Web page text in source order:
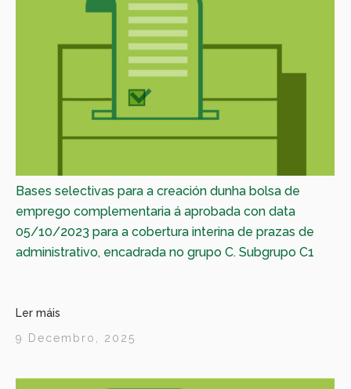
Bases selectivas para a creación dunha bolsa de
emprego complementaria á aprobada con data
05/10/2023 para a cobertura interina de prazas de
administrativo, encadrada no grupo C. Subgrupo C1
Ler máis
9 Decembro, 2025